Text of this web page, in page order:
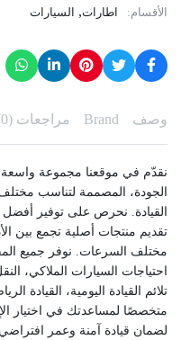
الأقسام: اطارات, السيارات
وصف Brand مراجعات (0)
نقدّم في موقعنا مجموعة واسعة
الجودة، المصممة لتناسب
القيادة. نحرص على توفير أفضل
تقديم منتجات أصلية تجمع بين
مختلف السرعات. نوفر جميع
تلائم القيادة اليومية، القيادة
متخصصًا لمساعدتك في اختيار
لضمان قيادة آمنة وعمر